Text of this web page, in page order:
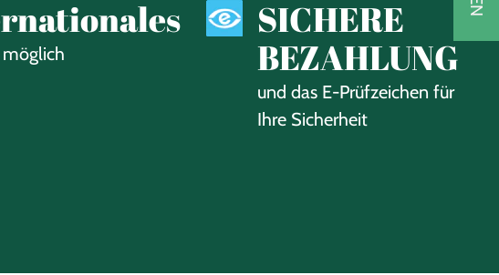
möglich
SICHERE
BEZAHLUNG
und das E-Prüfzeichen für
Ihre Sicherheit